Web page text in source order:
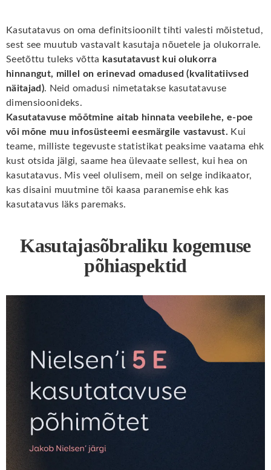
Kasutatavus on oma definitsioonilt tihti valesti mõistetud,
sest see muutub vastavalt kasutaja nõuetele ja olukorrale.
Seetõttu tuleks võtta kasutatavust kui olukorra
hinnangut, millel on erinevad omadused (kvalitatiivsed
näitajad). Neid omadusi nimetatakse kasutatavuse
dimensioonideks.
Kasutatavuse mõõtmine aitab hinnata veebilehe, e-poe
või mõne muu infosüsteemi eesmärgile vastavust. Kui
teame, milliste tegevuste statistikat peaksime vaatama ehk
kust otsida jälgi, saame hea ülevaate sellest, kui hea on
kasutatavus. Mis veel olulisem, meil on selge indikaator,
kas disaini muutmine tõi kaasa paranemise ehk kas
kasutatavus läks paremaks.
Kasutajasõbraliku kogemuse
põhiaspektid